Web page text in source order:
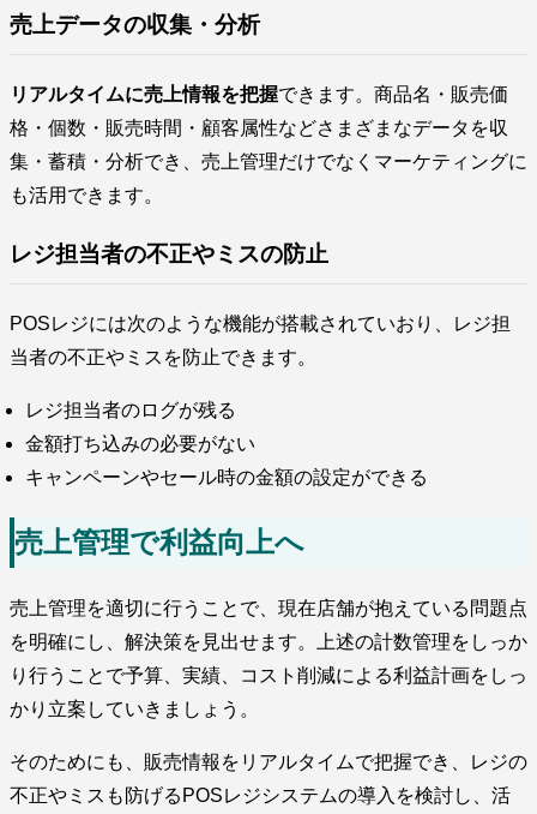
売上データの収集・分析
リアルタイムに売上情報を把握できます。商品名・販売価
格・個数・販売時間・顧客属性などさまざまなデータを収
集・蓄積・分析でき、売上管理だけでなくマーケティングに
も活用できます。
レジ担当者の不正やミスの防止
POSレジには次のような機能が搭載されていおり、レジ担
当者の不正やミスを防止できます。
レジ担当者のログが残る
金額打ち込みの必要がない
キャンペーンやセール時の金額の設定ができる
売上管理で利益向上へ
売上管理を適切に行うことで、現在店舗が抱えている問題点
を明確にし、解決策を見出せます。上述の計数管理をしっか
り行うことで予算、実績、コスト削減による利益計画をしっ
かり立案していきましょう。
そのためにも、販売情報をリアルタイムで把握でき、レジの
不正やミスも防げるPOSレジシステムの導入を検討し、活